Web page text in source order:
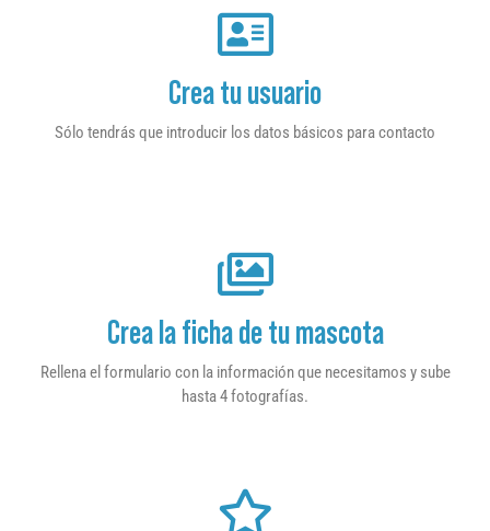
Crea tu usuario
Sólo tendrás que introducir los datos básicos para contacto
Crea la ficha de tu mascota
Rellena el formulario con la información que necesitamos y sube
hasta 4 fotografías.